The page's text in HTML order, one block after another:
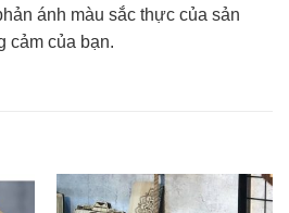
ánh màu sắc thực của sản
cảm của bạn.